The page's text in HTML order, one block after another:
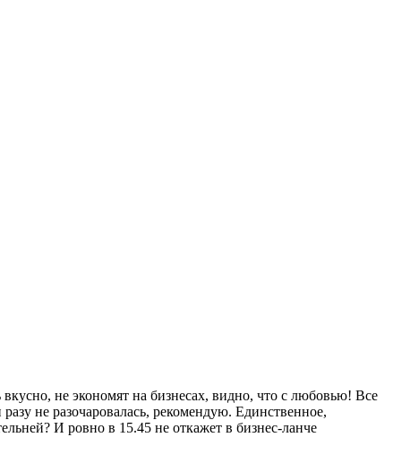
не экономят на бизнесах, видно, что с любовью! Все
не разочаровалась, рекомендую. Единственное,
И ровно в 15.45 не откажет в бизнес-ланче